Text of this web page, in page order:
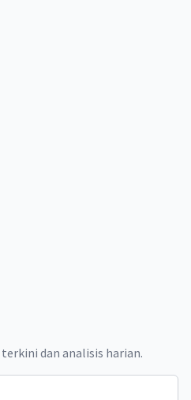
dan analisis harian.